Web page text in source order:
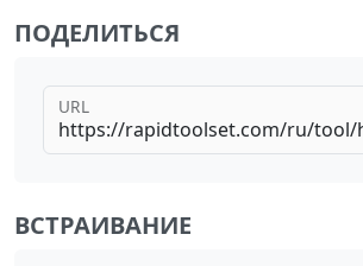
ПОДЕЛИТЬСЯ
URL
ВСТРАИВАНИЕ